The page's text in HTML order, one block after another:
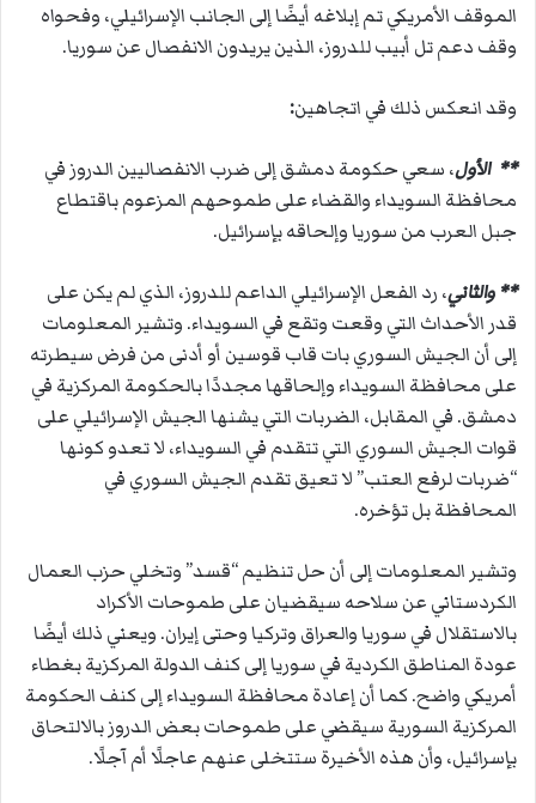
الموقف الأمريكي تم إبلاغه أيضًا إلى الجانب الإسرائيلي، وفحواه
وقف دعم تل أبيب للدروز، الذين يريدون الانفصال عن سوريا.
وقد انعكس ذلك في اتجاهين:
** الأول، سعي حكومة دمشق إلى ضرب الانفصاليين الدروز في
محافظة السويداء والقضاء على طموحهم المزعوم باقتطاع
جبل العرب من سوريا وإلحاقه بإسرائيل.
** والثاني، رد الفعل الإسرائيلي الداعم للدروز، الذي لم يكن على
قدر الأحداث التي وقعت وتقع في السويداء. وتشير المعلومات
إلى أن الجيش السوري بات قاب قوسين أو أدنى من فرض سيطرته
على محافظة السويداء وإلحاقها مجددًا بالحكومة المركزية في
دمشق. في المقابل، الضربات التي يشنها الجيش الإسرائيلي على
قوات الجيش السوري التي تتقدم في السويداء، لا تعدو كونها
“ضربات لرفع العتب” لا تعيق تقدم الجيش السوري في
المحافظة بل تؤخره.
وتشير المعلومات إلى أن حل تنظيم “قسد” وتخلي حزب العمال
الكردستاني عن سلاحه سيقضيان على طموحات الأكراد
بالاستقلال في سوريا والعراق وتركيا وحتى إيران. ويعني ذلك أيضًا
عودة المناطق الكردية في سوريا إلى كنف الدولة المركزية بغطاء
أمريكي واضح. كما أن إعادة محافظة السويداء إلى كنف الحكومة
المركزية السورية سيقضي على طموحات بعض الدروز بالالتحاق
بإسرائيل، وأن هذه الأخيرة ستتخلى عنهم عاجلًا أم آجلًا.